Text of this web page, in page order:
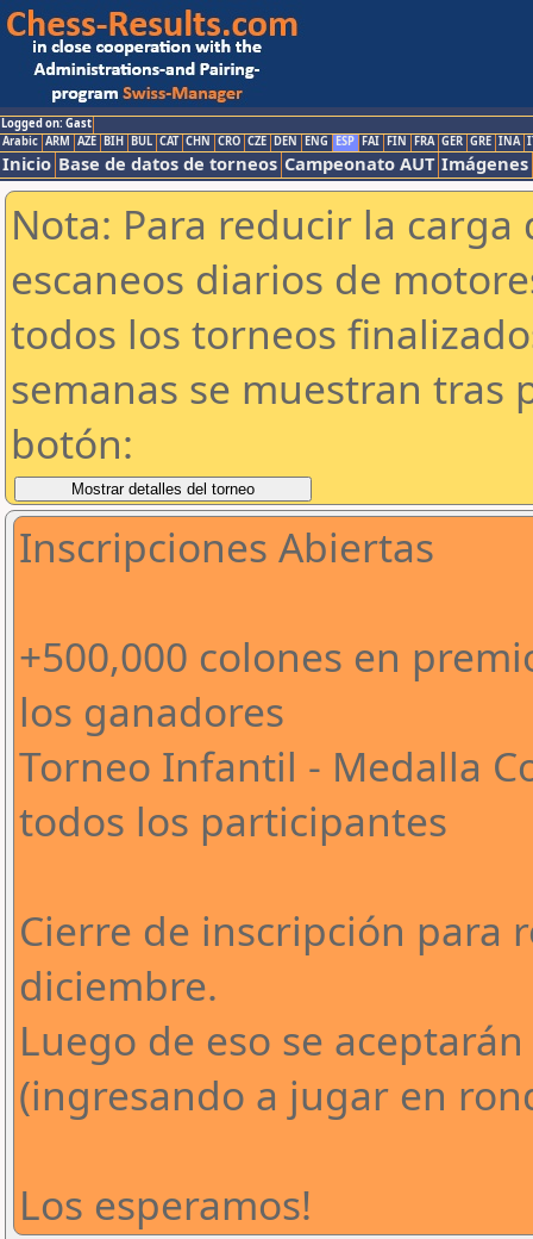
Logged on: Gast
Arabic ARM AZE BIH BUL CAT CHN CRO CZE DEN ENG ESP FAI FIN FRA GER GRE INA
Inicio Base de datos de torneos Campeonato AUT Imágenes
Nota: Para reducir la
escaneos diarios de
todos los torneos
semanas se muestran tras
botón:
Inscripciones Abiertas
+500,000 colones en
los ganadores
Torneo Infantil - Medalla
todos los participantes
Cierre de inscripción para
diciembre.
Luego de eso se
(ingresando a jugar en
Los esperamos!